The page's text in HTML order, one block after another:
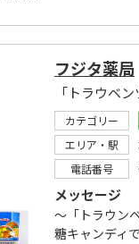
フジタ薬局
「トラウベ
カテゴリー
エリア・駅
電話番号
メッセージ
～「トラウン
糖キャンディ